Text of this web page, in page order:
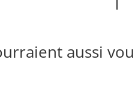
aussi